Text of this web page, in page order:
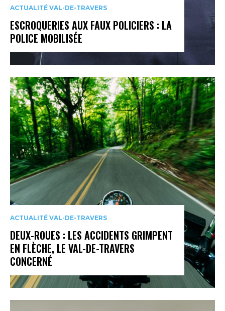
ACTUALITÉ VAL-DE-TRAVERS
ESCROQUERIES AUX FAUX POLICIERS : LA
POLICE MOBILISÉE
ACTUALITÉ VAL-DE-TRAVERS
DEUX-ROUES : LES ACCIDENTS GRIMPENT
EN FLÈCHE, LE VAL-DE-TRAVERS
CONCERNÉ